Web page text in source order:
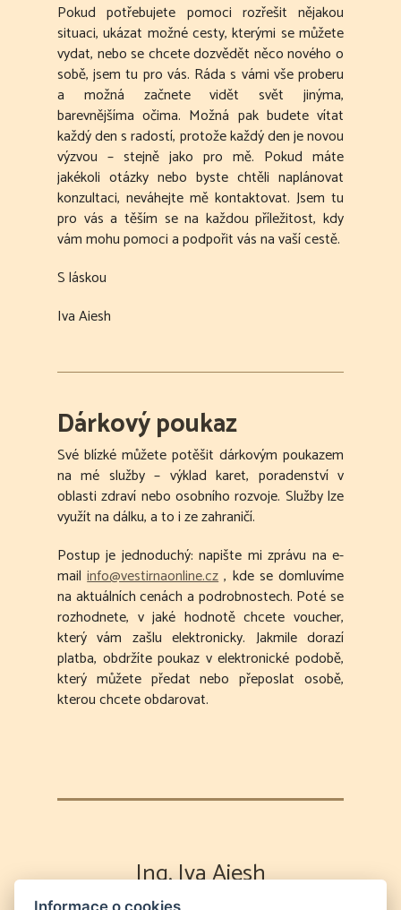
Pokud potřebujete pomoci rozřešit nějakou
situaci, ukázat možné cesty, kterými se můžete
vydat, nebo se chcete dozvědět něco nového o
sobě, jsem tu pro vás. Ráda s vámi vše proberu
a možná začnete vidět svět jinýma,
barevnějšíma očima. Možná pak budete vítat
každý den s radostí, protože každý den je novou
výzvou – stejně jako pro mě. Pokud máte
jakékoli otázky nebo byste chtěli naplánovat
konzultaci, neváhejte mě kontaktovat. Jsem tu
pro vás a těším se na každou příležitost, kdy
vám mohu pomoci a podpořit vás na vaší cestě.
S láskou
Iva Aiesh
Dárkový poukaz
Své blízké můžete potěšit dárkovým poukazem
na mé služby – výklad karet, poradenství v
oblasti zdraví nebo osobního rozvoje. Služby lze
využít na dálku, a to i ze zahraničí.
Postup je jednoduchý: napište mi zprávu na e-
mailinfo@vestirnaonline.cz, kde se domluvíme
na aktuálních cenách a podrobnostech. Poté se
rozhodnete, v jaké hodnotě chcete voucher,
který vám zašlu elektronicky. Jakmile dorazí
platba, obdržíte poukaz v elektronické podobě,
který můžete předat nebo přeposlat osobě,
kterou chcete obdarovat.
Ing. Iva Aiesh
Informace o cookies